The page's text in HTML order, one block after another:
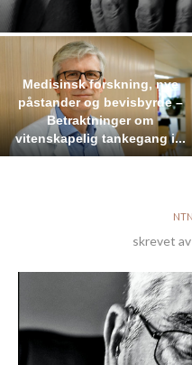
Medisinsk forskning, nye
påstander og bevisbyrde –
Betraktninger om
vitenskapelig tankegang i...
skrevet av